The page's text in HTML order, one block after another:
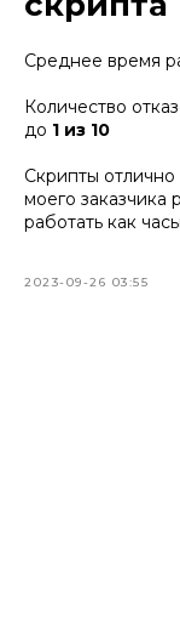
Среднее время
Количество
до 1 из 10
Скрипты
моего заказчика
работать как
2023-09-26 03:55